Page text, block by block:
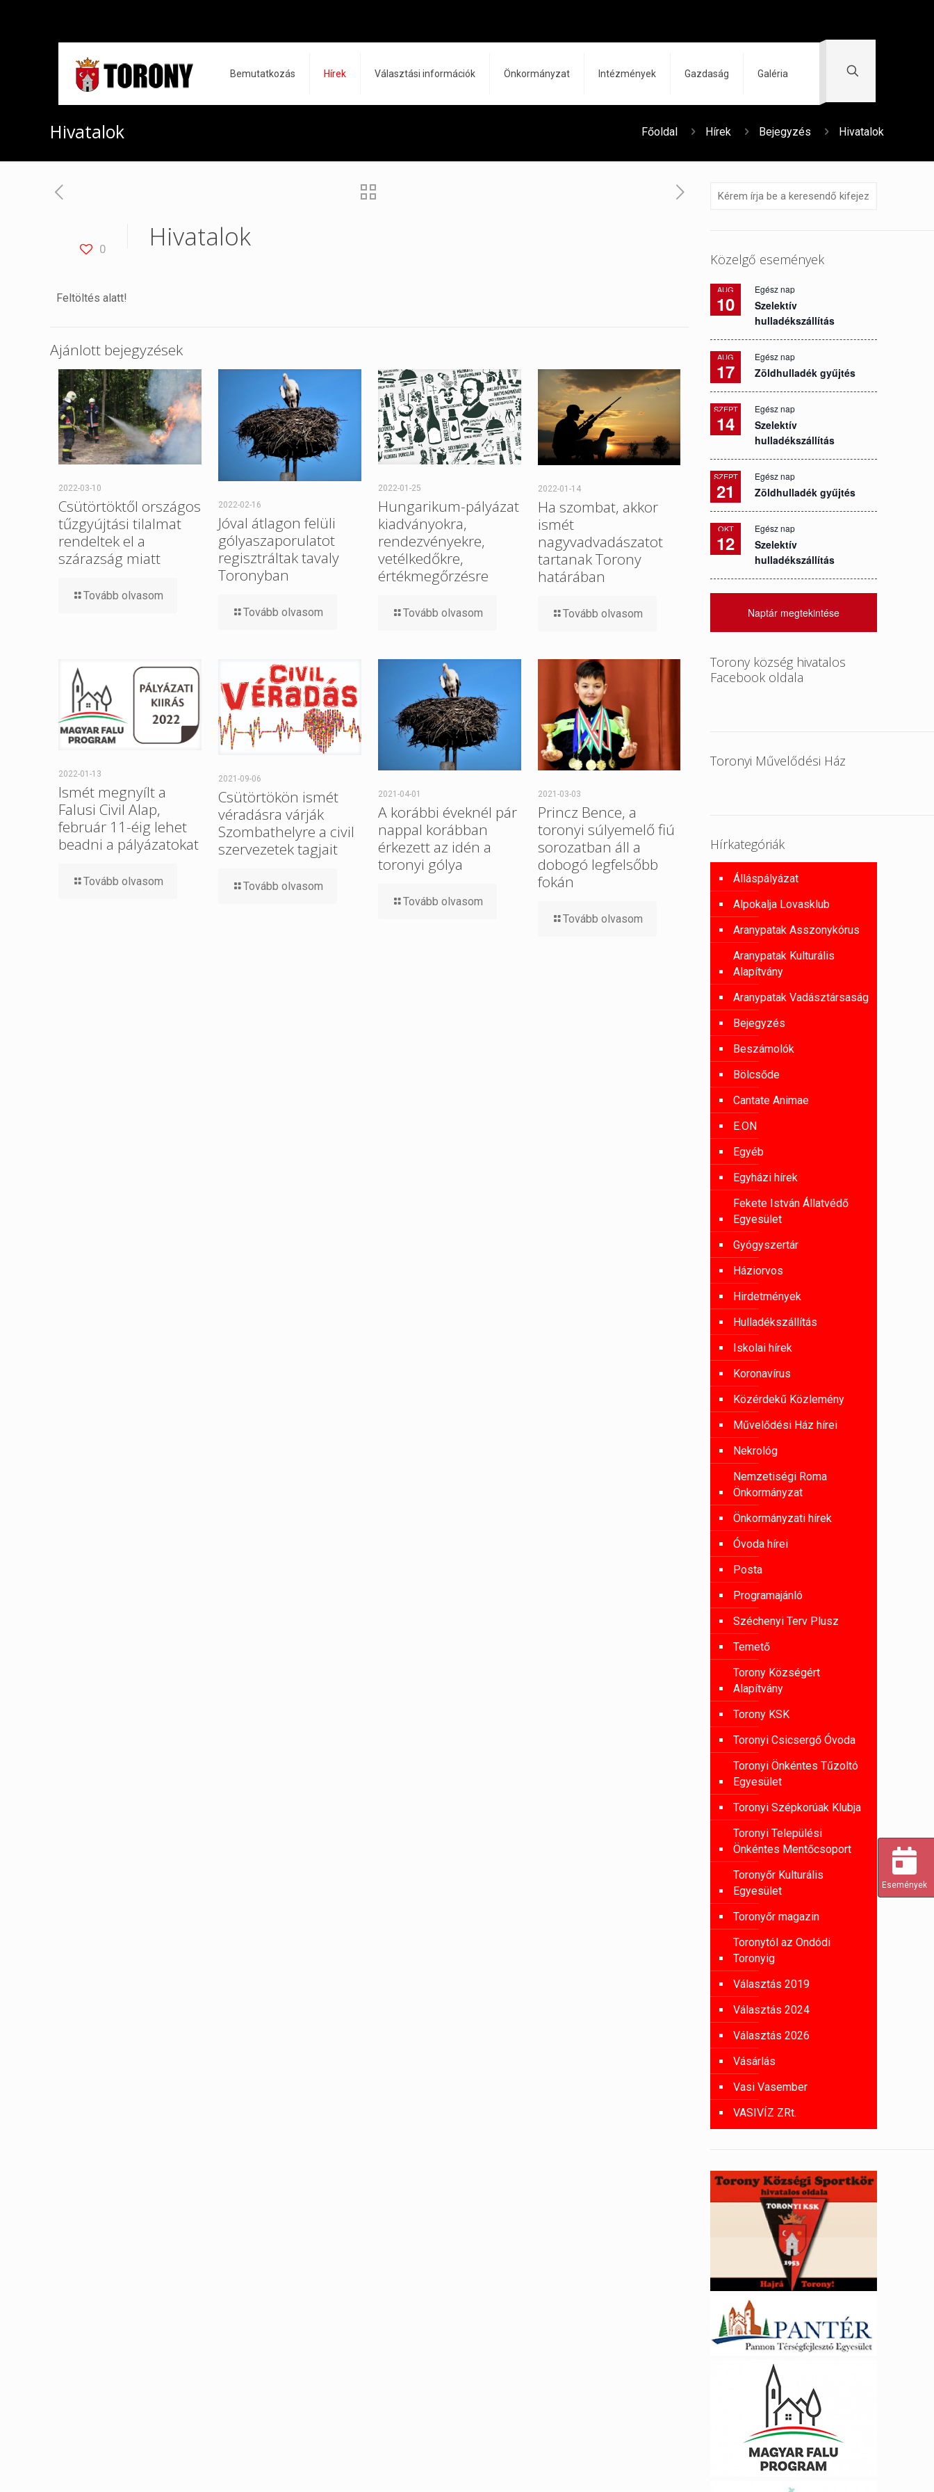
Bemutatkozás Hírek Választási információk Önkormányzat Intézmények Gazdaság Galéria
Hivatalok Főoldal Hírek Bejegyzés Hivatalok
0 Hivatalok
Feltöltés alatt!
Ajánlott bejegyzések
2022-03-10
Csütörtöktől országos
tűzgyújtási tilalmat
rendeltek el a
szárazság miatt
Tovább olvasom
2022-02-16
Jóval átlagon felüli
gólyaszaporulatot
regisztráltak tavaly
Toronyban
Tovább olvasom
2022-01-25
Hungarikum-pályázat
kiadványokra,
rendezvényekre,
vetélkedőkre,
értékmegőrzésre
Tovább olvasom
2022-01-14
Ha szombat, akkor
ismét
nagyvadvadászatot
tartanak Torony
határában
Tovább olvasom
2022-01-13
Ismét megnyílt a
Falusi Civil Alap,
február 11-éig lehet
beadni a pályázatokat
Tovább olvasom
2021-09-06
Csütörtökön ismét
véradásra várják
Szombathelyre a civil
szervezetek tagjait
Tovább olvasom
2021-04-01
A korábbi éveknél pár
nappal korábban
érkezett az idén a
toronyi gólya
Tovább olvasom
2021-03-03
Princz Bence, a
toronyi súlyemelő fiú
sorozatban áll a
dobogó legfelsőbb
fokán
Tovább olvasom
Közelgő események
AUG
10
Egész nap
Szelektív
hulladékszállítás
AUG
17
Egész nap
Zöldhulladék gyűjtés
SZEPT
14
Egész nap
Szelektív
hulladékszállítás
SZEPT
21
Egész nap
Zöldhulladék gyűjtés
OKT
12
Egész nap
Szelektív
hulladékszállítás
Naptár megtekintése
Torony község hivatalos
Facebook oldala
Toronyi Művelődési Ház
Hírkategóriák
Álláspályázat
Alpokalja Lovasklub
Aranypatak Asszonykórus
Aranypatak Kulturális
Alapítvány
Aranypatak Vadásztársaság
Bejegyzés
Beszámolók
Bölcsőde
Cantate Animae
E.ON
Egyéb
Egyházi hírek
Fekete István Állatvédő
Egyesület
Gyógyszertár
Háziorvos
Hirdetmények
Hulladékszállítás
Iskolai hírek
Koronavírus
Közérdekű Közlemény
Művelődési Ház hírei
Nekrológ
Nemzetiségi Roma
Önkormányzat
Önkormányzati hírek
Óvoda hírei
Posta
Programajánló
Széchenyi Terv Plusz
Temető
Torony Községért
Alapítvány
Torony KSK
Toronyi Csicsergő Óvoda
Toronyi Önkéntes Tűzoltó
Egyesület
Toronyi Szépkorúak Klubja
Toronyi Települési
Önkéntes Mentőcsoport
Toronyőr Kulturális
Egyesület
Toronyőr magazin
Toronytól az Ondódi
Toronyig
Választás 2019
Választás 2024
Választás 2026
Vásárlás
Vasi Vasember
VASIVÍZ ZRt.
Események